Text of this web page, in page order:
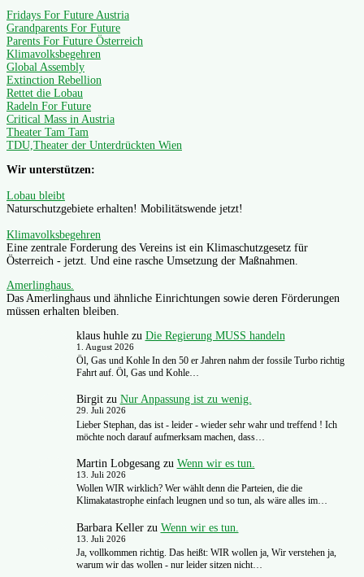
Fridays For Future Austria
Grandparents For Future
Parents For Future Österreich
Klimavolksbegehren
Global Assembly
Extinction Rebellion
Rettet die Lobau
Radeln For Future
Critical Mass in Austria
Theater Tam Tam
TDU,Theater der Unterdrückten Wien
Wir unterstützen:
Lobau bleibt
Naturschutzgebiete erhalten! Mobilitätswende jetzt!
Klimavolksbegehren
Eine zentrale Forderung des Vereins ist ein Klimaschutzgesetz für
Österreich - jetzt. Und eine rasche Umsetzung der Maßnahmen.
Amerlinghaus.
Das Amerlinghaus und ähnliche Einrichtungen sowie deren Förderungen
müssen erhalten bleiben.
klaus huhlezu Die Regierung MUSS handeln
1. August 2026
Öl, Gas und Kohle In den 50 er Jahren nahm der fossile Turbo richtig
Fahrt auf. Öl, Gas und Kohle…
Birgitzu Nur Anpassung ist zu wenig.
29. Juli 2026
Lieber Stephan, das ist - leider - wieder sehr wahr und treffend ! Ich
möchte noch darauf aufmerksam machen, dass…
Martin Lobgesangzu Wenn wir es tun.
13. Juli 2026
Wollen WIR wirklich? Wer wählt denn die Parteien, die die
Klimakatastrophe einfach leugnen und so tun, als wäre alles im…
Barbara Kellerzu Wenn wir es tun.
13. Juli 2026
Ja, vollkommen richtig. Das heißt: WIR wollen ja, Wir verstehen ja,
warum wir das wollen - nur leider sitzen nicht…